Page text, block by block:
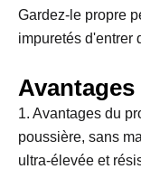
Gardez-le propre
impuretés d'entrer
Avantages
1. Avantages du
poussière, sans
ultra-élevée et